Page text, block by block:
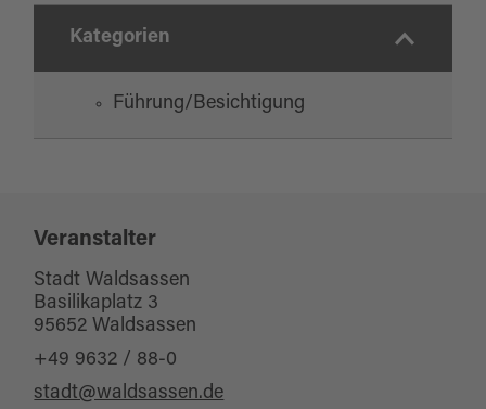
Kategorien
Führung/Besichtigung
Veranstalter
Stadt Waldsassen
Basilikaplatz 3
95652 Waldsassen
+49 9632 / 88-0
stadt@waldsassen.de